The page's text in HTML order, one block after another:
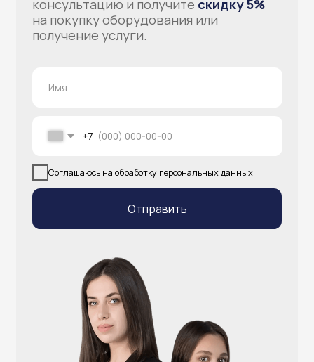
Видеонаблюдение
Принтеры чеков и этикеток
Каталог
Штрихкодовое оборудование
Весовое оборудование
Терминалы самообслуживания
Денежные ящики
Онлайн-кассы
POS-компьютеры
POS-моноблоки
POS-мониторы